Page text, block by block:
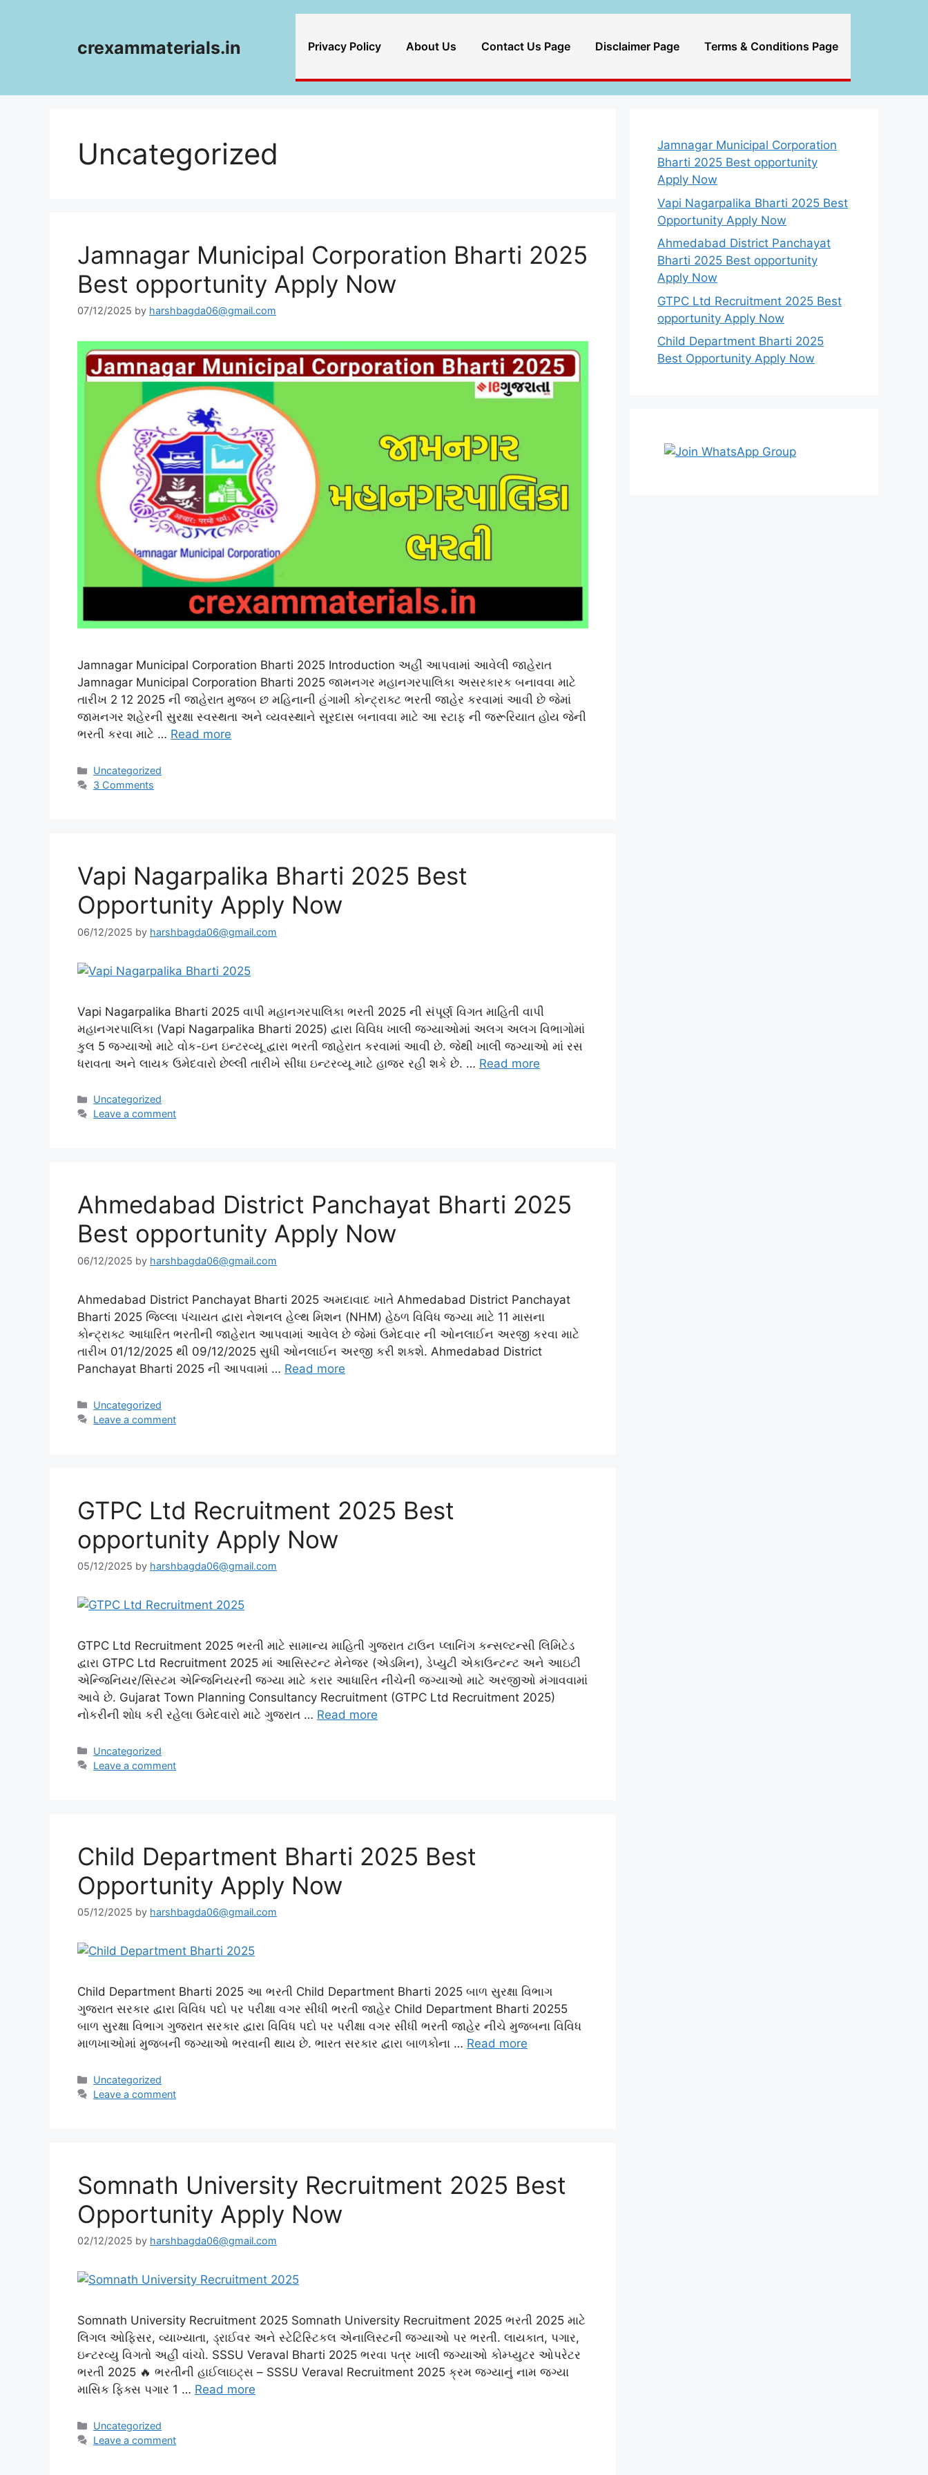
crexammaterials.in Privacy Policy About Us Contact Us Page Disclaimer Page Terms & Conditions Page
Uncategorized
Jamnagar Municipal Corporation Bharti 2025
Best opportunity Apply Now
07/12/2025 by harshbagda06@gmail.com
Jamnagar Municipal Corporation Bharti 2025 Introduction અહીં આપવામાં આવેલી જાહેરાત
Jamnagar Municipal Corporation Bharti 2025 જામનગર મહાનગરપાલિકા અસરકારક બનાવવા માટે
તારીખ 2 12 2025 ની જાહેરાત મુજબ છ મહિનાની હંગામી કોન્ટ્રાક્ટ ભરતી જાહેર કરવામાં આવી છે જેમાં
જામનગર શહેરની સુરક્ષા સ્વસ્થતા અને વ્યવસ્થાને સૂરદાસ બનાવવા માટે આ સ્ટાફ ની જરૂરિયાત હોય જેની
ભરતી કરવા માટે … Read more
Categories
Uncategorized
3 Comments
Vapi Nagarpalika Bharti 2025 Best
Opportunity Apply Now
06/12/2025 by harshbagda06@gmail.com
Vapi Nagarpalika Bharti 2025 વાપી મહાનગરપાલિકા ભરતી 2025 ની સંપૂર્ણ વિગત માહિતી વાપી
મહાનગરપાલિકા (Vapi Nagarpalika Bharti 2025) દ્વારા વિવિધ ખાલી જગ્યાઓમાં અલગ અલગ વિભાગોમાં
કુલ 5 જગ્યાઓ માટે વોક-ઇન ઇન્ટરવ્યૂ દ્વારા ભરતી જાહેરાત કરવામાં આવી છે. જેથી ખાલી જગ્યાઓ માં રસ
ધરાવતા અને લાયક ઉમેદવારો છેલ્લી તારીખે સીધા ઇન્ટરવ્યૂ માટે હાજર રહી શકે છે. … Read more
Categories
Uncategorized
Leave a comment
Ahmedabad District Panchayat Bharti 2025
Best opportunity Apply Now
06/12/2025 by harshbagda06@gmail.com
Ahmedabad District Panchayat Bharti 2025 અમદાવાદ ખાતે Ahmedabad District Panchayat
Bharti 2025 જિલ્લા પંચાયત દ્વારા નેશનલ હેલ્થ મિશન (NHM) હેઠળ વિવિધ જગ્યા માટે 11 માસના
કોન્ટ્રાક્ટ આધારિત ભરતીની જાહેરાત આપવામાં આવેલ છે જેમાં ઉમેદવાર ની ઓનલાઈન અરજી કરવા માટે
તારીખ 01/12/2025 થી 09/12/2025 સુધી ઓનલાઈન અરજી કરી શકશે. Ahmedabad District
Panchayat Bharti 2025 ની આપવામાં … Read more
Categories
Uncategorized
Leave a comment
GTPC Ltd Recruitment 2025 Best
opportunity Apply Now
05/12/2025 by harshbagda06@gmail.com
GTPC Ltd Recruitment 2025 ભરતી માટે સામાન્ય માહિતી ગુજરાત ટાઉન પ્લાનિંગ કન્સલ્ટન્સી લિમિટેડ
દ્વારા GTPC Ltd Recruitment 2025 માં આસિસ્ટન્ટ મેનેજર (એડમિન), ડેપ્યુટી એકાઉન્ટન્ટ અને આઇટી
એન્જિનિયર/સિસ્ટમ એન્જિનિયરની જગ્યા માટે કરાર આધારિત નીચેની જગ્યાઓ માટે અરજીઓ મંગાવવામાં
આવે છે. Gujarat Town Planning Consultancy Recruitment (GTPC Ltd Recruitment 2025)
નોકરીની શોધ કરી રહેલા ઉમેદવારો માટે ગુજરાત … Read more
Categories
Uncategorized
Leave a comment
Child Department Bharti 2025 Best
Opportunity Apply Now
05/12/2025 by harshbagda06@gmail.com
Child Department Bharti 2025 આ ભરતી Child Department Bharti 2025 બાળ સુરક્ષા વિભાગ
ગુજરાત સરકાર દ્વારા વિવિધ પદો પર પરીક્ષા વગર સીધી ભરતી જાહેર Child Department Bharti 20255
બાળ સુરક્ષા વિભાગ ગુજરાત સરકાર દ્વારા વિવિધ પદો પર પરીક્ષા વગર સીધી ભરતી જાહેર નીચે મુજબના વિવિધ
માળખાઓમાં મુજબની જગ્યાઓ ભરવાની થાય છે. ભારત સરકાર દ્વારા બાળકોના … Read more
Categories
Uncategorized
Leave a comment
Somnath University Recruitment 2025 Best
Opportunity Apply Now
02/12/2025 by harshbagda06@gmail.com
Somnath University Recruitment 2025 Somnath University Recruitment 2025 ભરતી 2025 માટે
લિગલ ઓફિસર, વ્યાખ્યાતા, ડ્રાઈવર અને સ્ટેટિસ્ટિકલ એનાલિસ્ટની જગ્યાઓ પર ભરતી. લાયકાત, પગાર,
ઇન્ટરવ્યુ વિગતો અહીં વાંચો. SSSU Veraval Bharti 2025 ભરવા પત્ર ખાલી જગ્યાઓ કોમ્પ્યુટર ઓપરેટર
ભરતી 2025 🔥 ભરતીની હાઈલાઇટ્સ – SSSU Veraval Recruitment 2025 ક્રમ જગ્યાનું નામ જગ્યા
માસિક ફિક્સ પગાર 1 … Read more
Categories
Uncategorized
Leave a comment
Jamnagar Municipal Corporation
Bharti 2025 Best opportunity
Apply Now
Vapi Nagarpalika Bharti 2025 Best
Opportunity Apply Now
Ahmedabad District Panchayat
Bharti 2025 Best opportunity
Apply Now
GTPC Ltd Recruitment 2025 Best
opportunity Apply Now
Child Department Bharti 2025
Best Opportunity Apply Now